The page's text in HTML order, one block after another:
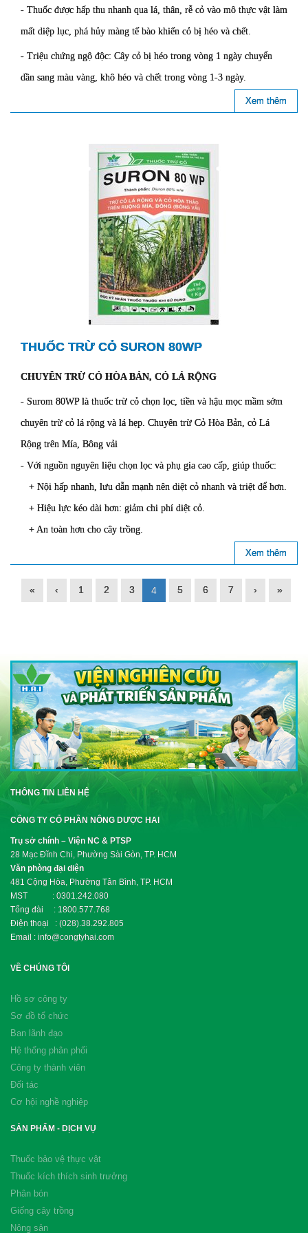
- Thuốc được hấp thu nhanh qua lá, thân, rễ cỏ vào mô thực vật làm
mất diệp lục, phá hủy màng tế bào khiến cỏ bị héo và chết.
- Triệu chứng ngộ độc: Cây cỏ bị héo trong vòng 1 ngày chuyển
dần sang màu vàng, khô héo và chết trong vòng 1-3 ngày.
Xem thêm
THUỐC TRỪ CỎ SURON 80WP
CHUYÊN TRỪ CỎ HÒA BẢN, CỎ LÁ RỘNG
- Surom 80WP là thuốc trừ cỏ chọn lọc, tiền và hậu mọc mầm sớm
chuyên trừ cỏ lá rộng và lá hẹp. Chuyên trừ Cỏ Hòa Bản, cỏ Lá
Rộng trên Mía, Bông vải
- Với nguồn nguyên liệu chọn lọc và phụ gia cao cấp, giúp thuốc:
+ Nội hấp nhanh, lưu dẫn mạnh nên diệt cỏ nhanh và triệt để hơn.
+ Hiệu lực kéo dài hơn: giảm chi phí diệt cỏ.
+ An toàn hơn cho cây trồng.
Xem thêm
« ‹ 1 2 3 4 5 6 7 › »
THÔNG TIN LIÊN HỆ
CÔNG TY CỔ PHẦN NÔNG DƯỢC HAI
Trụ sở chính – Viện NC & PTSP
28 Mạc Đĩnh Chi, Phường Sài Gòn, TP. HCM
Văn phòng đại diện
481 Cộng Hòa, Phường Tân Bình, TP. HCM
MST : 0301.242.080
Tổng đài : 1800.577.768
Điện thoại : (028).38.292.805
Email : info@congtyhai.com
VỀ CHÚNG TÔI
Hồ sơ công ty
Sơ đồ tổ chức
Ban lãnh đạo
Hệ thống phân phối
Công ty thành viên
Đối tác
Cơ hội nghề nghiệp
SẢN PHẨM - DỊCH VỤ
Thuốc bảo vệ thực vật
Thuốc kích thích sinh trưởng
Phân bón
Giống cây trồng
Nông sản